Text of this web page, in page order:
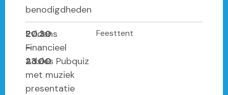
benodigdheden
20.30
–
23.00
Evidens
Financieel
Advies Pubquiz
met muziek
presentatie
Feesttent